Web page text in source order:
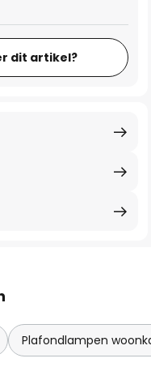
dit artikel?
Plafondlampen